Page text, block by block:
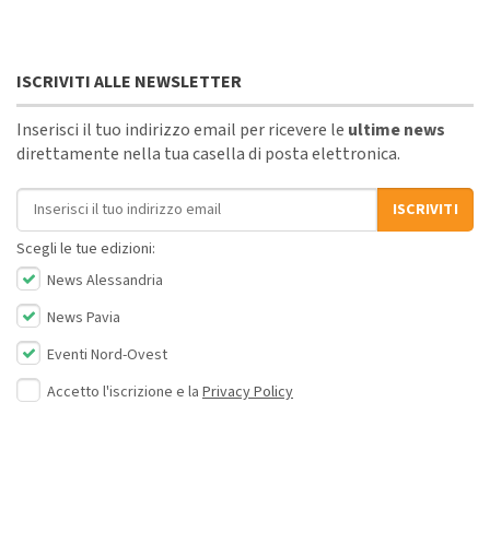
ISCRIVITI ALLE NEWSLETTER
Inserisci il tuo indirizzo email per ricevere le ultime news
direttamente nella tua casella di posta elettronica.
Indirizzo email
ISCRIVITI
Scegli le tue edizioni:
News Alessandria
News Pavia
Eventi Nord-Ovest
Accetto l'iscrizione e la Privacy Policy